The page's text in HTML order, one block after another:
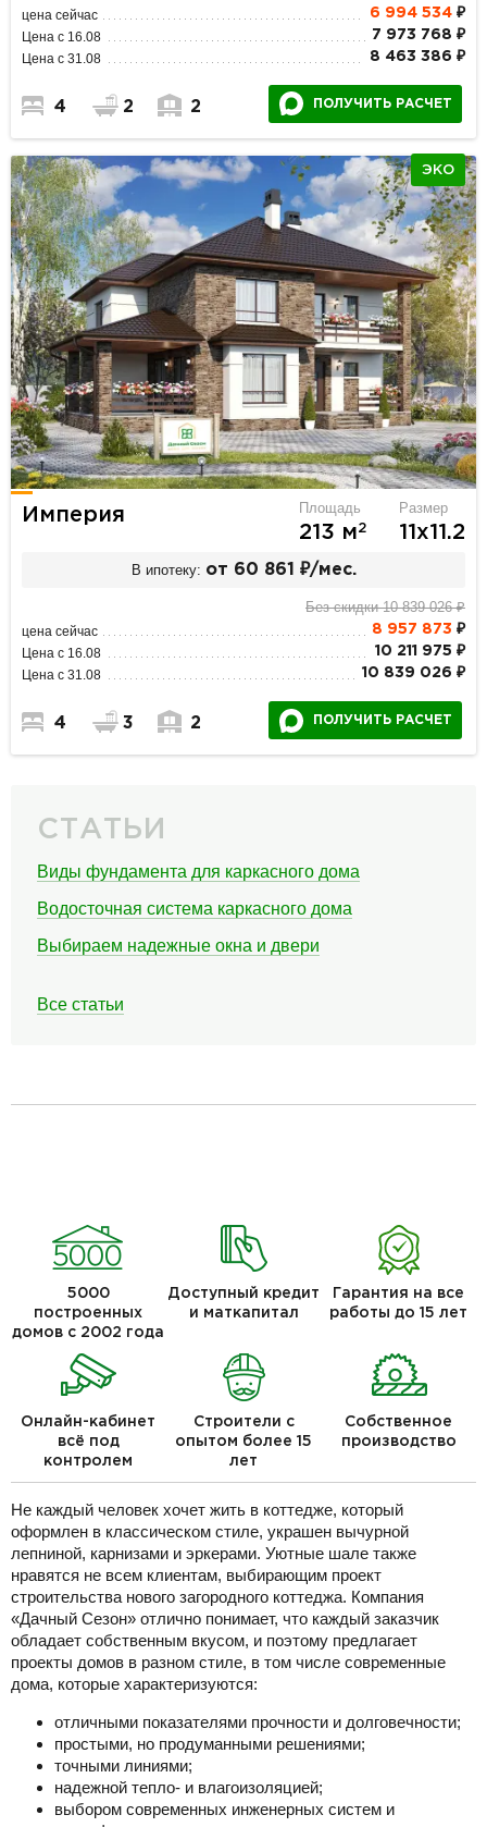
цена сейчас 6 994 534₽
Цена с 16.08 7 973 768 ₽
Цена с 31.08 8 463 386 ₽
4 2 2 ПОЛУЧИТЬ РАСЧЕТ
ЭКО
Империя Площадь
213 м2
Размер
11х11.2
В ипотеку: от 60 861 ₽/мес.
Без скидки 10 839 026 ₽
цена сейчас 8 957 873 ₽
Цена с 16.08 10 211 975 ₽
Цена с 31.08 10 839 026 ₽
4 3 2 ПОЛУЧИТЬ РАСЧЕТ
СТАТЬИ
Виды фундамента для каркасного дома
Водосточная система каркасного дома
Выбираем надежные окна и двери
Все статьи
5000
построенных
домов с 2002 года
Доступный кредит
и маткапитал
Гарантия на все
работы до 15 лет
Онлайн-кабинет
всё под
контролем
Строители с
опытом более 15
лет
Собственное
производство
Не каждый человек хочет жить в коттедже, который
оформлен в классическом стиле, украшен вычурной
лепниной, карнизами и эркерами. Уютные шале также
нравятся не всем клиентам, выбирающим проект
строительства нового загородного коттеджа. Компания
«Дачный Сезон» отлично понимает, что каждый заказчик
обладает собственным вкусом, и поэтому предлагает
проекты домов в разном стиле, в том числе современные
дома, которые характеризуются:
отличными показателями прочности и долговечности;
простыми, но продуманными решениями;
точными линиями;
надежной тепло- и влагоизоляцией;
выбором современных инженерных систем и